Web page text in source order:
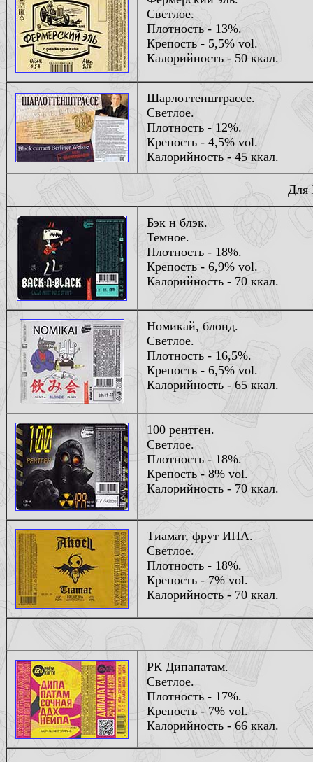
Светлое.
Плотность - 13%.
Крепость - 5,5% vol.
Калорийность - 50 ккал.
Шарлоттенштрассе.
Светлое.
Плотность - 12%.
Крепость - 4,5% vol.
Калорийность - 45 ккал.
Для
Бэк н блэк.
Темное.
Плотность - 18%.
Крепость - 6,9% vol.
Калорийность - 70 ккал.
Номикай, блонд.
Светлое.
Плотность - 16,5%.
Крепость - 6,5% vol.
Калорийность - 65 ккал.
100 рентген.
Светлое.
Плотность - 18%.
Крепость - 8% vol.
Калорийность - 70 ккал.
Тиамат, фрут ИПА.
Светлое.
Плотность - 18%.
Крепость - 7% vol.
Калорийность - 70 ккал.
РК Дипапатам.
Светлое.
Плотность - 17%.
Крепость - 7% vol.
Калорийность - 66 ккал.